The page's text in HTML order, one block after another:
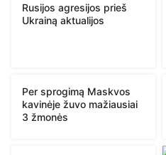
Rusijos agresijos prieš
Ukrainą aktualijos
Per sprogimą Maskvos
kavinėje žuvo mažiausiai
3 žmonės